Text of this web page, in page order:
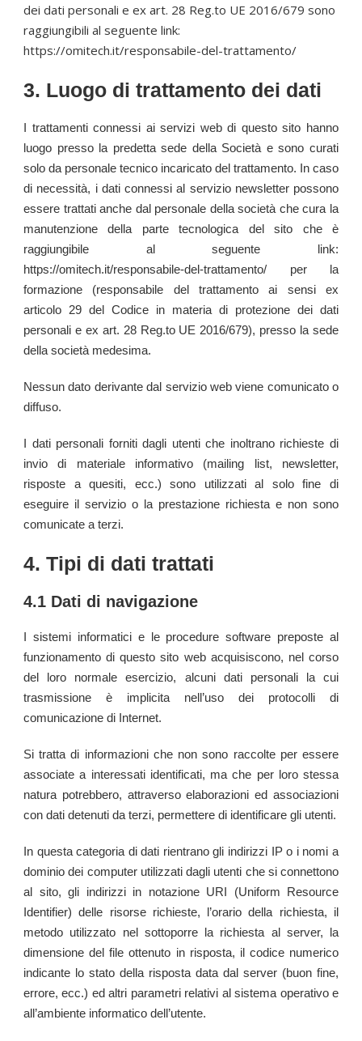
dei dati personali e ex art. 28 Reg.to UE 2016/679 sono
raggiungibili al seguente link:
https://omitech.it/responsabile-del-trattamento/
3. Luogo di trattamento dei dati
I trattamenti connessi ai servizi web di questo sito hanno
luogo presso la predetta sede della Società e sono curati
solo da personale tecnico incaricato del trattamento. In caso
di necessità, i dati connessi al servizio newsletter possono
essere trattati anche dal personale della società che cura la
manutenzione della parte tecnologica del sito che è
raggiungibile al seguente link:
https://omitech.it/responsabile-del-trattamento/ per la
formazione (responsabile del trattamento ai sensi ex
articolo 29 del Codice in materia di protezione dei dati
personali e ex art. 28 Reg.to UE 2016/679), presso la sede
della società medesima.
Nessun dato derivante dal servizio web viene comunicato o
diffuso.
I dati personali forniti dagli utenti che inoltrano richieste di
invio di materiale informativo (mailing list, newsletter,
risposte a quesiti, ecc.) sono utilizzati al solo fine di
eseguire il servizio o la prestazione richiesta e non sono
comunicate a terzi.
4. Tipi di dati trattati
4.1 Dati di navigazione
I sistemi informatici e le procedure software preposte al
funzionamento di questo sito web acquisiscono, nel corso
del loro normale esercizio, alcuni dati personali la cui
trasmissione è implicita nell’uso dei protocolli di
comunicazione di Internet.
Si tratta di informazioni che non sono raccolte per essere
associate a interessati identificati, ma che per loro stessa
natura potrebbero, attraverso elaborazioni ed associazioni
con dati detenuti da terzi, permettere di identificare gli utenti.
In questa categoria di dati rientrano gli indirizzi IP o i nomi a
dominio dei computer utilizzati dagli utenti che si connettono
al sito, gli indirizzi in notazione URI (Uniform Resource
Identifier) delle risorse richieste, l’orario della richiesta, il
metodo utilizzato nel sottoporre la richiesta al server, la
dimensione del file ottenuto in risposta, il codice numerico
indicante lo stato della risposta data dal server (buon fine,
errore, ecc.) ed altri parametri relativi al sistema operativo e
all’ambiente informatico dell’utente.